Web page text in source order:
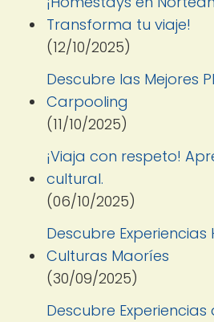
Transforma tu viaje!
(12/10/2025)
Descubre las Mejores
Carpooling
(11/10/2025)
¡Viaja con respeto!
cultural.
(06/10/2025)
Descubre
Culturas Maoríes
(30/09/2025)
Descubre